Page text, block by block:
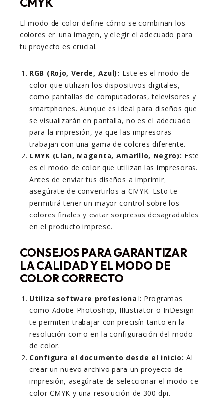
El modo de color define cómo se combinan los
colores en una imagen, y elegir el adecuado para
tu proyecto es crucial.
RGB (Rojo, Verde, Azul): Este es el modo de
color que utilizan los dispositivos digitales,
como pantallas de computadoras, televisores y
smartphones. Aunque es ideal para diseños que
se visualizarán en pantalla, no es el adecuado
para la impresión, ya que las impresoras
trabajan con una gama de colores diferente.
CMYK (Cian, Magenta, Amarillo, Negro): Este
es el modo de color que utilizan las impresoras.
Antes de enviar tus diseños a imprimir,
asegúrate de convertirlos a CMYK. Esto te
permitirá tener un mayor control sobre los
colores finales y evitar sorpresas desagradables
en el producto impreso.
CONSEJOS PARA GARANTIZAR
LA CALIDAD Y EL MODO DE
COLOR CORRECTO
Utiliza software profesional: Programas
como Adobe Photoshop, Illustrator o InDesign
te permiten trabajar con precisín tanto en la
resolución como en la configuración del modo
de color.
Configura el documento desde el inicio: Al
crear un nuevo archivo para un proyecto de
impresión, asegúrate de seleccionar el modo de
color CMYK y una resolución de 300 dpi.